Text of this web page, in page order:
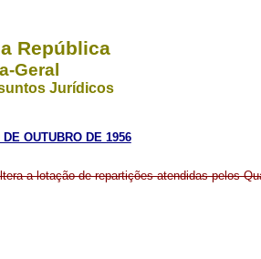
República
Geral
Jurídicos
OUTUBRO DE 1956
a lotação de repartições atendidas pelos